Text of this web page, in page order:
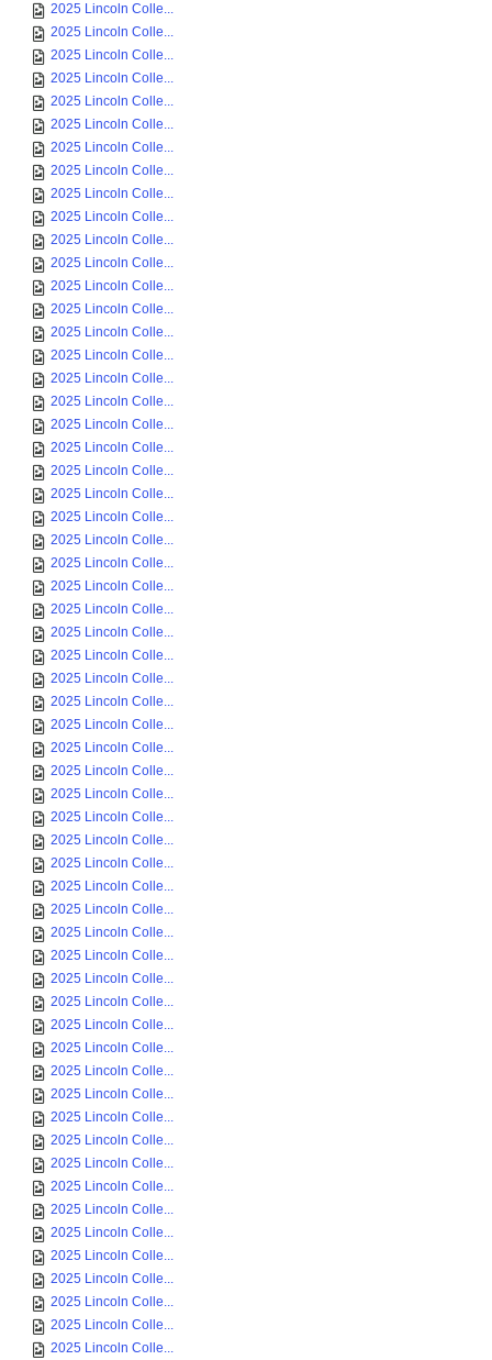
2025 Lincoln Colle...
2025 Lincoln Colle...
2025 Lincoln Colle...
2025 Lincoln Colle...
2025 Lincoln Colle...
2025 Lincoln Colle...
2025 Lincoln Colle...
2025 Lincoln Colle...
2025 Lincoln Colle...
2025 Lincoln Colle...
2025 Lincoln Colle...
2025 Lincoln Colle...
2025 Lincoln Colle...
2025 Lincoln Colle...
2025 Lincoln Colle...
2025 Lincoln Colle...
2025 Lincoln Colle...
2025 Lincoln Colle...
2025 Lincoln Colle...
2025 Lincoln Colle...
2025 Lincoln Colle...
2025 Lincoln Colle...
2025 Lincoln Colle...
2025 Lincoln Colle...
2025 Lincoln Colle...
2025 Lincoln Colle...
2025 Lincoln Colle...
2025 Lincoln Colle...
2025 Lincoln Colle...
2025 Lincoln Colle...
2025 Lincoln Colle...
2025 Lincoln Colle...
2025 Lincoln Colle...
2025 Lincoln Colle...
2025 Lincoln Colle...
2025 Lincoln Colle...
2025 Lincoln Colle...
2025 Lincoln Colle...
2025 Lincoln Colle...
2025 Lincoln Colle...
2025 Lincoln Colle...
2025 Lincoln Colle...
2025 Lincoln Colle...
2025 Lincoln Colle...
2025 Lincoln Colle...
2025 Lincoln Colle...
2025 Lincoln Colle...
2025 Lincoln Colle...
2025 Lincoln Colle...
2025 Lincoln Colle...
2025 Lincoln Colle...
2025 Lincoln Colle...
2025 Lincoln Colle...
2025 Lincoln Colle...
2025 Lincoln Colle...
2025 Lincoln Colle...
2025 Lincoln Colle...
2025 Lincoln Colle...
2025 Lincoln Colle...